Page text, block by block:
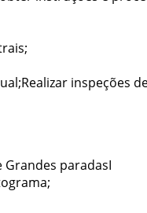
inspeções
paradasI